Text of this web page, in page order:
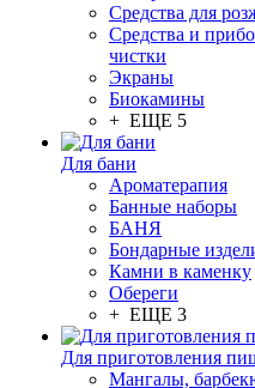
Средства для
Средства и
чистки
Экраны
Биокамины
+ ЕЩЕ 5
Для бани
Ароматерапия
Банные наборы
БАНЯ
Бондарные
Камни в каменку
Обереги
+ ЕЩЕ 3
Для приготовления
Мангалы,